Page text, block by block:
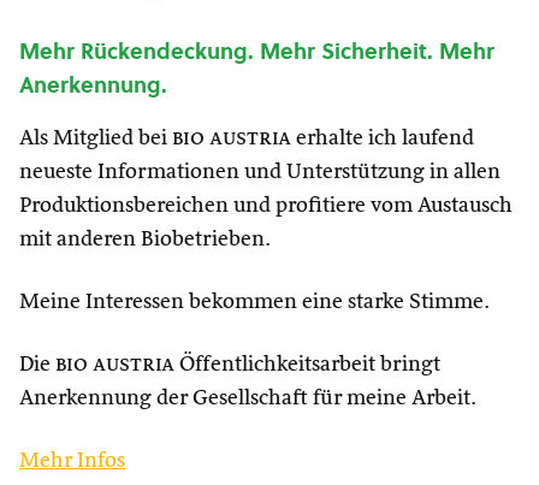
Mehr Rückendeckung. Mehr Sicherheit. Mehr
Anerkennung.
Als Mitglied bei bio austria erhalte ich laufend
neueste Informationen und Unterstützung in allen
Produktionsbereichen und profitiere vom Austausch
mit anderen Biobetrieben.
Meine Interessen bekommen eine starke Stimme.
Die bio austria Öffentlichkeitsarbeit bringt
Anerkennung der Gesellschaft für meine Arbeit.
Mehr Infos